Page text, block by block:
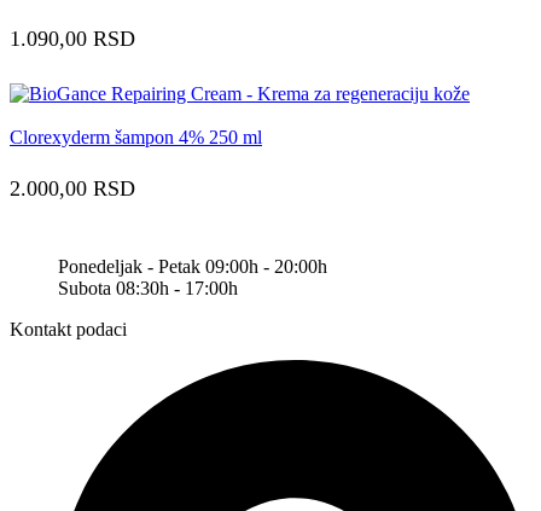
1.090,00 RSD
Clorexyderm šampon 4% 250 ml
2.000,00 RSD
Ponedeljak - Petak 09:00h - 20:00h
Subota 08:30h - 17:00h
Kontakt podaci